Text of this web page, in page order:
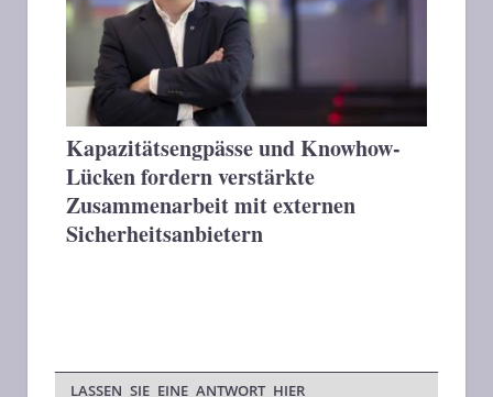
Kapazitätsengpässe und Knowhow-
Lücken fordern verstärkte
Zusammenarbeit mit externen
Sicherheitsanbietern
LASSEN SIE EINE ANTWORT HIER